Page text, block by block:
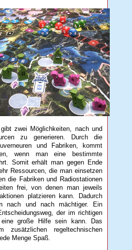
zwei Möglichkeiten, nach und
zu generieren. Durch die
und Fabriken, kommt
wenn man eine bestimmte
Somit erhält man gegen Ende
Ressourcen, die man einsetzen
die Fabriken und Radiostationen
frei, von denen man jeweils
platzieren kann. Dadurch
nach und nach mächtiger. Ein
der im richtigen
eine große Hilfe sein kann. Das
zusätzlichen regeltechnischen
Menge Spaß.